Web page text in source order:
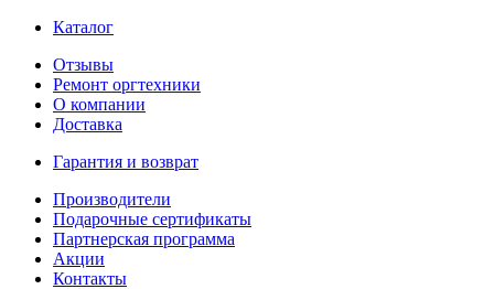
Каталог
Отзывы
Ремонт оргтехники
О компании
Доставка
Гарантия и возврат
Производители
Подарочные сертификаты
Партнерская программа
Акции
Контакты